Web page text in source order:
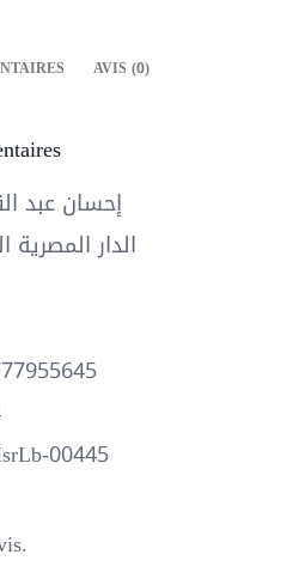
AVIS (0)
إحسان عبد
الدار المصرية
00445